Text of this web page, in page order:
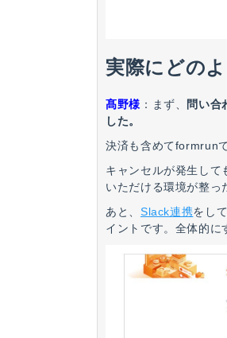
実際にどの
髙野様： まず、 問い合
した。
決済も含めてformrun
キャンセルが発生して
いただける環境が整っ
あと、 Slack連携をし
イントです。全体的に